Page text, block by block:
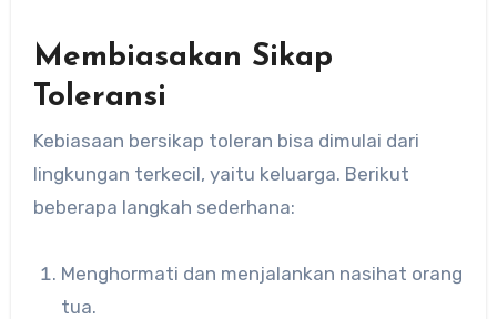
Membiasakan Sikap
Toleransi
Kebiasaan bersikap toleran bisa dimulai dari
lingkungan terkecil, yaitu keluarga. Berikut
beberapa langkah sederhana:
Menghormati dan menjalankan nasihat orang
tua.